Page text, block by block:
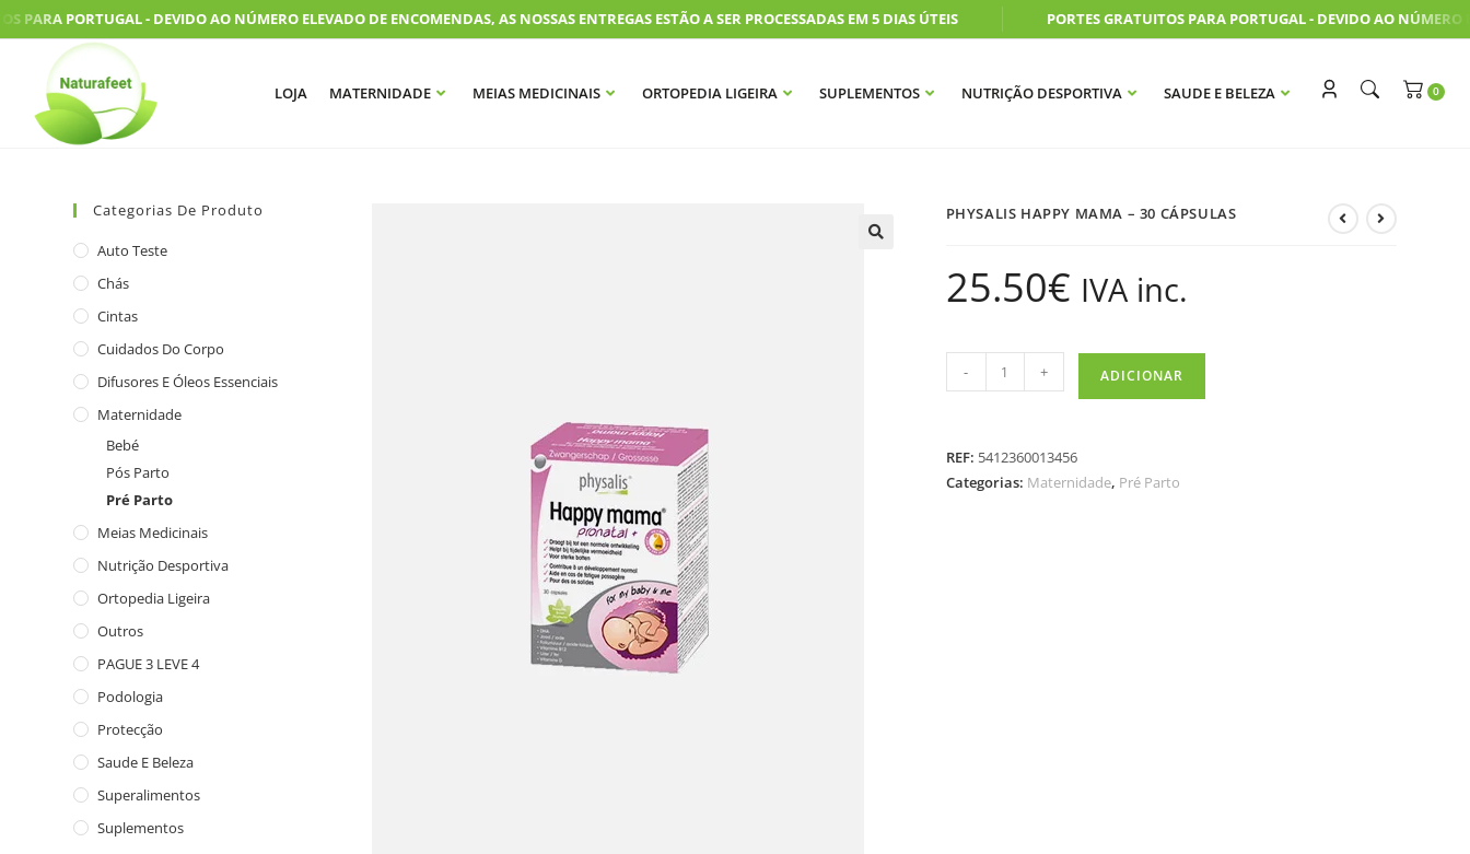
PARA PORTUGAL - DEVIDO AO NÚMERO ELEVADO DE ENCOMENDAS, AS NOSSAS ENTREGAS ESTÃO A SER PROCESSADAS EM 5 DIAS ÚTEIS PORTES GRATUITOS PARA PORTUGAL - DEVIDO AO NÚMERO
LOJA MATERNIDADE MEIAS MEDICINAIS ORTOPEDIA LIGEIRA SUPLEMENTOS NUTRIÇÃO DESPORTIVA SAUDE E BELEZA
PHYSALIS HAPPY MAMA – 30 CÁPSULAS
25.50€ IVA inc.
- + ADICIONAR
REF: 5412360013456
Categorias: Maternidade, Pré Parto
Categorias De Produto
Auto Teste
Chás
Cintas
Cuidados Do Corpo
Difusores E Óleos Essenciais
Maternidade
Bebé
Pós Parto
Pré Parto
Meias Medicinais
Nutrição Desportiva
Ortopedia Ligeira
Outros
PAGUE 3 LEVE 4
Podologia
Protecção
Saude E Beleza
Superalimentos
Suplementos